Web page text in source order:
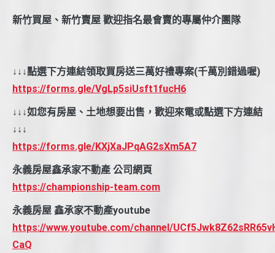
新竹買屋、新竹賣屋 歡迎指名最會賣的專屬仲介團隊
↓↓↓點選下方連結領取買房送三萬好禮專案(千萬別錯過喔)
https://forms.gle/VgLp5siUsft1fucH6
↓↓↓如您有房屋、土地想要出售，歡迎來電或點選下方連結
↓↓↓
https://forms.gle/KXjXaJPqAG2sXm5A7
永義房屋鑫承家不動產 公司網頁
https://championship-team.com
永義房屋 鑫承家不動產youtube
https://www.youtube.com/channel/
CaQ